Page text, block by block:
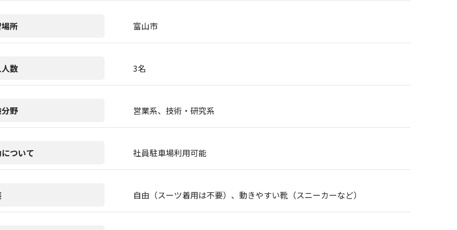
所 富山市
数 3名
野 営業系、技術・研究系
ついて 社員駐車場利用可能
自由（スーツ着用は不要）、動きやすい靴（スニーカーなど）